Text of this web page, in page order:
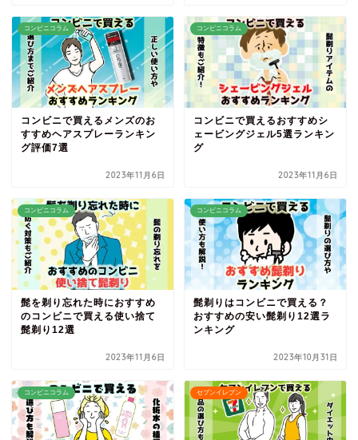
コンビニコラム
コンビニで買えるメンズのお
すすめヘアスプレーランキン
グ評価7選
2023年11月6日
コンビニコラム
コンビニで買えるおすすめシ
ェービングジェル5選ランキン
グ
2023年11月6日
コンビニコラム
髭を剃り忘れた時におすすめ
のコンビニで買える使い捨て
髭剃り12選
2023年11月6日
コンビニコラム
髭剃りはコンビニで買える？
おすすめの安い髭剃り12選ラ
ンキング
2023年10月31日
コンビニコラム セブンイレブン